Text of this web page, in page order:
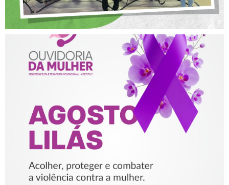
AGOSTO LILÁS – ACOLHER,
PROTEGER E COMBATER A
VIOLÊNCIA CONTRA A
MULHER